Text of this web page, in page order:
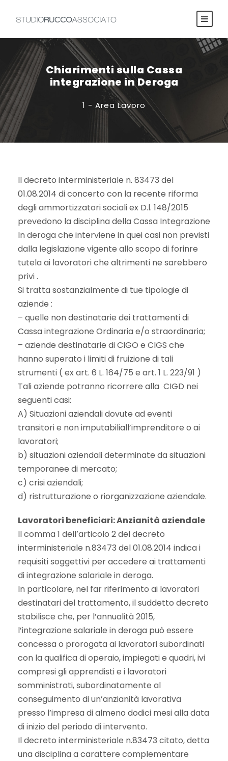
Chiarimenti sulla Cassa
integrazione in Deroga
1 - Area Lavoro
Il decreto interministeriale n. 83473 del
01.08.2014 di concerto con la recente riforma
degli ammortizzatori sociali ex D.l. 148/2015
prevedono la disciplina della Cassa Integrazione
In deroga che interviene in quei casi non previsti
dalla legislazione vigente allo scopo di forinre
tutela ai lavoratori che altrimenti ne sarebbero
privi .
Si tratta sostanzialmente di tue tipologie di
aziende :
– quelle non destinatarie dei trattamenti di
Cassa integrazione Ordinaria e/o straordinaria;
– aziende destinatarie di CIGO e CIGS che
hanno superato i limiti di fruizione di tali
strumenti ( ex art. 6 L. 164/75 e art. 1 L. 223/91 )
Tali aziende potranno ricorrere alla CIGD nei
seguenti casi:
A) Situazioni aziendali dovute ad eventi
transitori e non imputabiliall’imprenditore o ai
lavoratori;
b) situazioni aziendali determinate da situazioni
temporanee di mercato;
c) crisi aziendali;
d) ristrutturazione o riorganizzazione aziendale.
Lavoratori beneficiari: Anzianità aziendale
Il comma 1 dell’articolo 2 del decreto
interministeriale n.83473 del 01.08.2014 indica i
requisiti soggettivi per accedere ai trattamenti
di integrazione salariale in deroga.
In particolare, nel far riferimento ai lavoratori
destinatari del trattamento, il suddetto decreto
stabilisce che, per l’annualità 2015,
l’integrazione salariale in deroga può essere
concessa o prorogata ai lavoratori subordinati
con la qualifica di operaio, impiegati e quadri, ivi
compresi gli apprendisti e i lavoratori
somministrati, subordinatamente al
conseguimento di un’anzianità lavorativa
presso l’impresa di almeno dodici mesi alla data
di inizio del periodo di intervento.
Il decreto interministeriale n.83473 citato, detta
una disciplina a carattere complementare